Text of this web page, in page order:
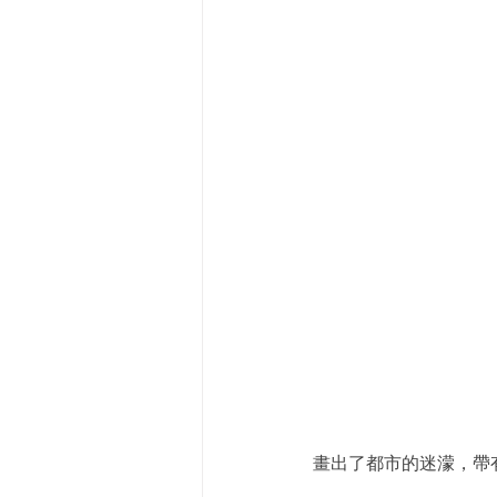
畫出了都市的迷濛，